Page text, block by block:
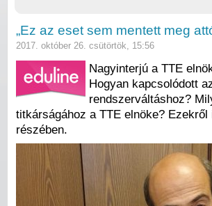
„Ez az eset sem mentett meg
2017. október 26. csütörtök, 15:56
Nagyinterjú a TTE
Hogyan kapcsolódott
rendszerváltáshoz?
titkárságához a TTE elnöke?
részében.